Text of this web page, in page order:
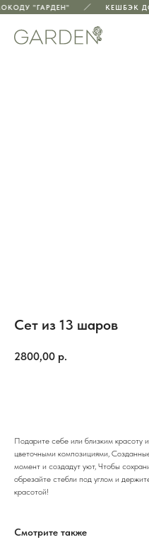
"ГАРДЕН" КЕШБЭК
Сет из 13 шаров
2800,00 р.
Подарите себе или близким красоту
цветочными композициями,
момент и создадут уют, Чтобы
обрезайте стебли под углом и
красотой!
Смотрите также